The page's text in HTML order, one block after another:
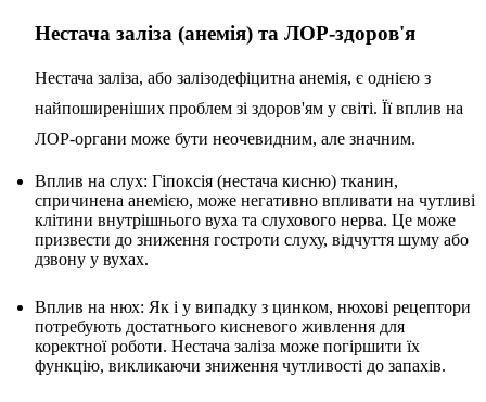
Нестача заліза (анемія) та ЛОР-здоров'я
Нестача заліза, або залізодефіцитна анемія, є однією з
найпоширеніших проблем зі здоров'ям у світі. Її вплив на
ЛОР-органи може бути неочевидним, але значним.
Вплив на слух: Гіпоксія (нестача кисню) тканин,
спричинена анемією, може негативно впливати на чутливі
клітини внутрішнього вуха та слухового нерва. Це може
призвести до зниження гостроти слуху, відчуття шуму або
дзвону у вухах.
Вплив на нюх: Як і у випадку з цинком, нюхові рецептори
потребують достатнього кисневого живлення для
коректної роботи. Нестача заліза може погіршити їх
функцію, викликаючи зниження чутливості до запахів.